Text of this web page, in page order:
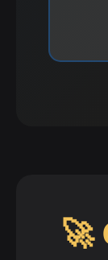
🚀